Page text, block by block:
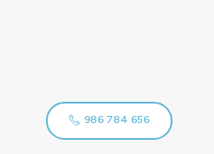
986 784 656